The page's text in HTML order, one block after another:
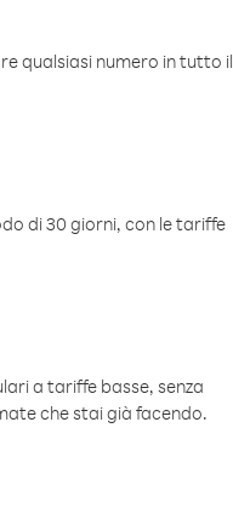
qualsiasi numero in tutto il
di 30 giorni, con le tariffe
a tariffe basse, senza
che stai già facendo.